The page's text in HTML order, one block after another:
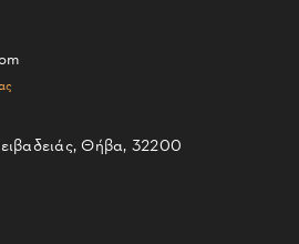
Θήβα, 32200